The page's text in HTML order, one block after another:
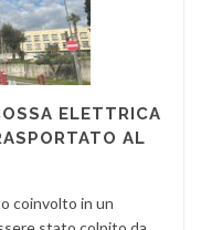
ELETTRICA
AL
coinvolto in un